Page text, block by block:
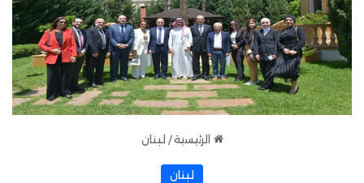
الرئيسية / لبنان
لبنان